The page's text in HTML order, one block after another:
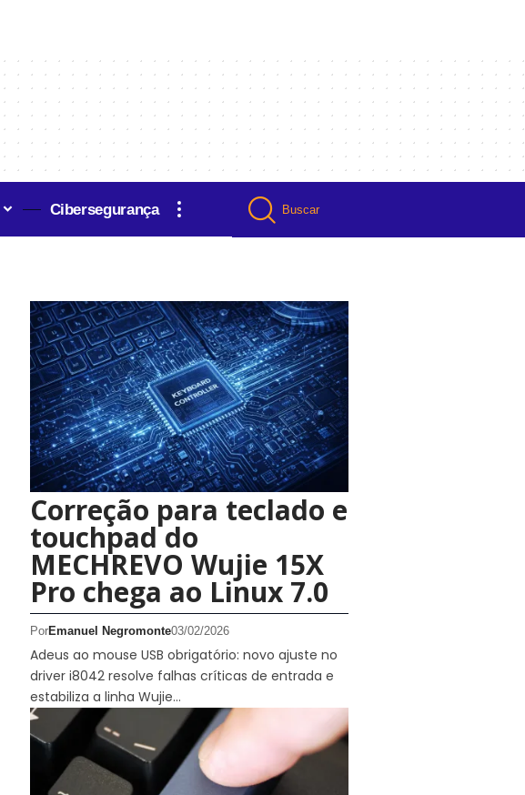
Cibersegurança Buscar
Correção para teclado e
touchpad do
MECHREVO Wujie 15X
Pro chega ao Linux 7.0
PorEmanuel Negromonte03/02/2026
Adeus ao mouse USB obrigatório: novo ajuste no
driver i8042 resolve falhas críticas de entrada e
estabiliza a linha Wujie…